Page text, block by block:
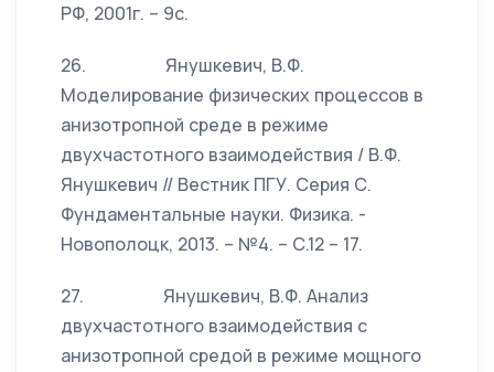
РФ, 2001г. – 9с.
26. Янушкевич, В.Ф.
Моделирование физических процессов в
анизотропной среде в режиме
двухчастотного взаимодействия / В.Ф.
Янушкевич // Вестник ПГУ. Серия С.
Фундаментальные науки. Физика. -
Новополоцк, 2013. – №4. – С.12 – 17.
27. Янушкевич, В.Ф. Анализ
двухчастотного взаимодействия с
анизотропной средой в режиме мощного